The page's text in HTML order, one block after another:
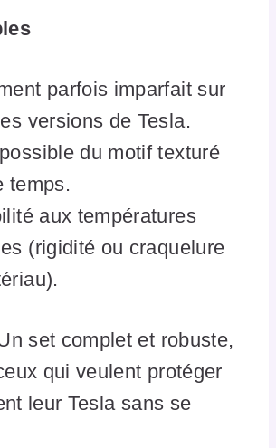
parfois imparfait sur
versions de Tesla.
du motif texturé
temps.
aux températures
(rigidité ou craquelure
set complet et robuste,
qui veulent protéger
leur Tesla sans se